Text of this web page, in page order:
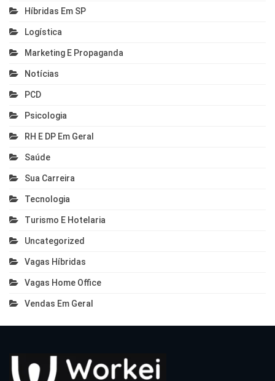
Híbridas Em SP
Logística
Marketing E Propaganda
Notícias
PCD
Psicologia
RH E DP Em Geral
Saúde
Sua Carreira
Tecnologia
Turismo E Hotelaria
Uncategorized
Vagas Híbridas
Vagas Home Office
Vendas Em Geral